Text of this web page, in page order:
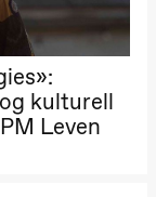
kulturell
Leven